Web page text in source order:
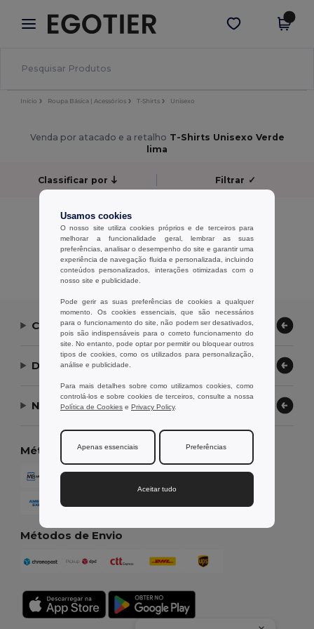
× App Egotier
Melhores preços na app!
Obter app
Início Roupa Básica | Acessórios T-Shirts Unisexo
Venda por atacado e a retalho T-Shirts Unisexo Verde
lima
Classificar por Filtrar ✓
Sem resultados.
Sem resultados.
Exibindo Todos Os Produtos.
Contate-nos
Deixe-nos ajudar
Nossa Empresa
Métodos de Pagamento
Métodos de Envio
Usamos cookies
O nosso site utiliza cookies próprios e de terceiros para
melhorar a funcionalidade geral, lembrar as suas
preferências, analisar o desempenho do site e garantir uma
experiência de navegação fluida e personalizada, incluindo
conteúdos personalizados, interações otimizadas com o
nosso site e publicidade.
Pode gerir as suas preferências de cookies a qualquer
momento. Os cookies essenciais, que são necessários
para o funcionamento do site, não podem ser desativados,
pois são indispensáveis para o correto funcionamento do
site. No entanto, pode optar por permitir ou bloquear outros
tipos de cookies, como os utilizados para personalização,
análise e publicidade.
Para mais detalhes sobre como utilizamos cookies, como
controlá-los e sobre cookies de terceiros, consulte a nossa
Política de Cookies e Privacy Policy.
Apenas essenciais Preferências
Aceitar tudo